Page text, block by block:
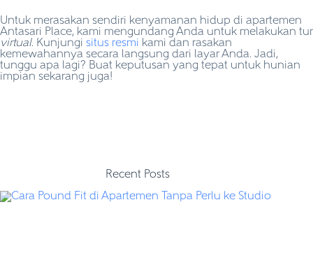
Untuk merasakan sendiri kenyamanan hidup di apartemen
Antasari Place, kami mengundang Anda untuk melakukan tur
virtual. Kunjungi situs resmi kami dan rasakan
kemewahannya secara langsung dari layar Anda. Jadi,
tunggu apa lagi? Buat keputusan yang tepat untuk hunian
impian sekarang juga!
Recent Posts